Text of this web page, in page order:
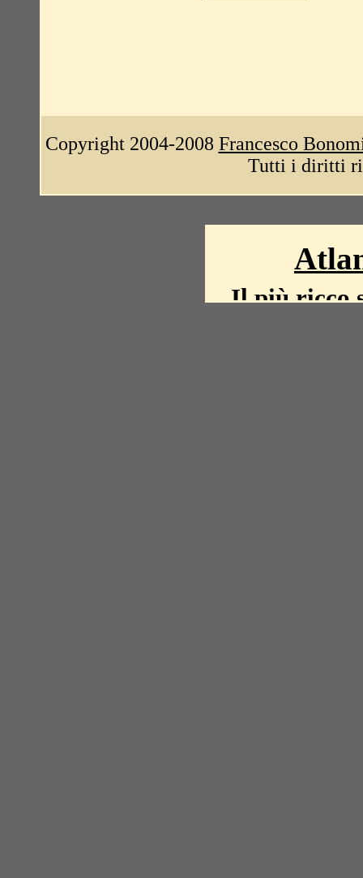
Copyright 2004-2008 Francesco
Tutti i diritti
Il più ricco